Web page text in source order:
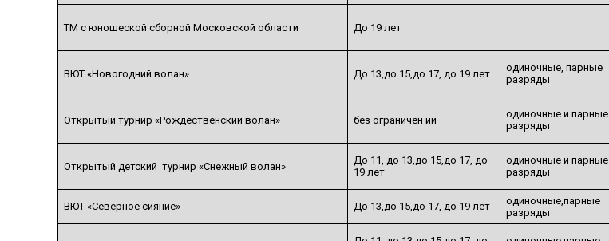
ТМ с юношеской сборной Московской области До 19 лет
ВЮТ «Новогодний волан» До 13,до 15,до 17, до 19 лет
одиночные, парные
разряды
Открытый турнир «Рождественский волан» без ограничен ий
одиночные и парные
разряды
Открытый детский турнир «Снежный волан»
До 11, до 13,до 15,до 17, до
19 лет
одиночные и парные
разряды
ВЮТ «Северное сияние» До 13,до 15,до 17, до 19 лет
одиночные,парные
разряды